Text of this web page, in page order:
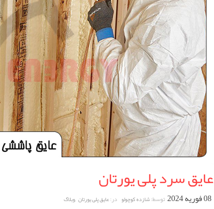
عایق سرد پلی یورتان
08 فوریه 2024 توسط:شازده کوچولو در:عایق پلی یورتان ,وبلاگ